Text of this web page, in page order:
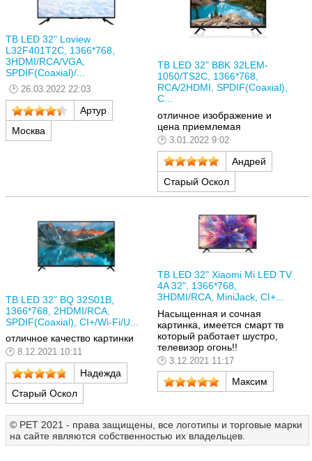
ТВ LED 32" Loview
L32F401T2C, 1366*768,
3HDMI/RCA/VGA,
SPDIF(Coaxial)/...
26.03.2022 22:03
Артур
Москва
ТВ LED 32" BBK 32LEM-
1050/TS2C, 1366*768,
RCA/2HDMI, SPDIF(Coaxial),
C...
отличное изображение и
цена приемлемая
3.01.2022 9:02
Андрей
Старый Оскол
ТВ LED 32" BQ 32S01B,
1366*768, 2HDMI/RCA,
SPDIF(Coaxial), CI+/Wi-Fi/U...
отличное качество картинки
8.12.2021 10:11
Надежда
Старый Оскол
ТВ LED 32" Xiaomi Mi LED TV
4A 32", 1366*768,
3HDMI/RCA, MiniJack, CI+...
Насыщенная и сочная
картинка, имеется смарт тв
который работает шустро,
телевизор огонь!!
3.12.2021 11:17
Максим
© РЕТ 2021 - права защищены, все логотипы и торговые марки
на сайте являются собственностью их владельцев.